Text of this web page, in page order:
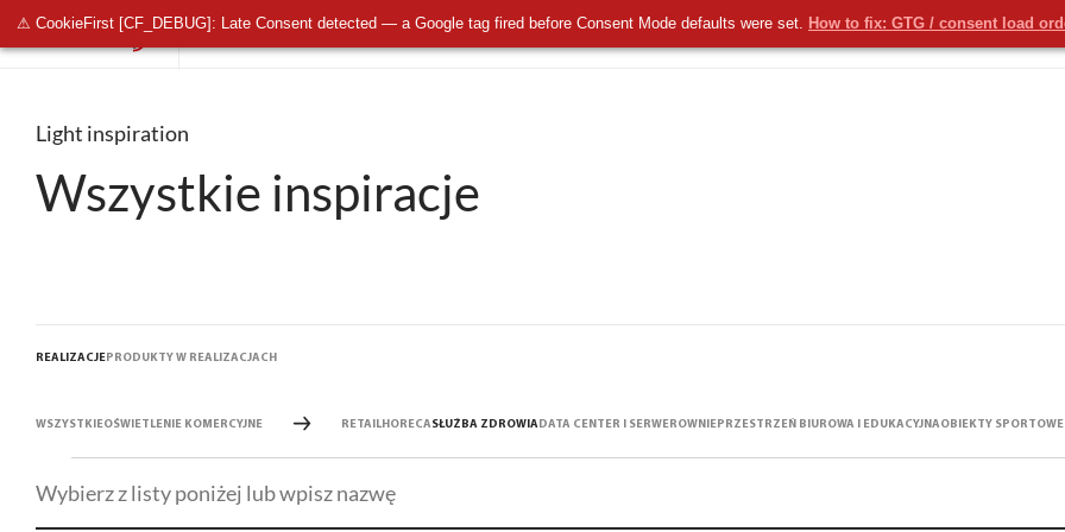
⚠ CookieFirst [CF_DEBUG]: Late Consent detected — a Google tag fired before Consent Mode defaults were set. How to fix: GTG / consent load
OŚWIETLENIE KOMERCYJNE
Light inspiration
Wszystkie inspiracje
REALIZACJEPRODUKTY W REALIZACJACH
WSZYSTKIEOŚWIETLENIE KOMERCYJNE RETAILHORECASŁUŻBA ZDROWIADATA CENTER I SERWEROWNIEPRZESTRZEŃ BIUROWA I EDUKACYJNAOBIEKTY SPORTOWE